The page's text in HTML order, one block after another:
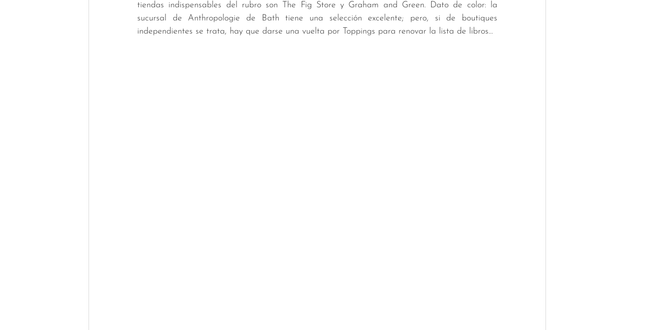
tiendas indispensables del rubro son The Fig Store y Graham and Green. Dato de color: la
sucursal de Anthropologie de Bath tiene una selección excelente; pero, si de boutiques
independientes se trata, hay que darse una vuelta por Toppings para renovar la lista de libros…